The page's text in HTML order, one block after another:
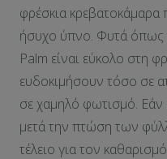
φρέσκια κρεβατοκάμαρα
ήσυχο ύπνο. Φυτά όπως
Palm είναι εύκολο στη
ευδοκιμήσουν τόσο σε
σε χαμηλό φωτισμό. Εάν
μετά την πτώση των
τέλειο για τον